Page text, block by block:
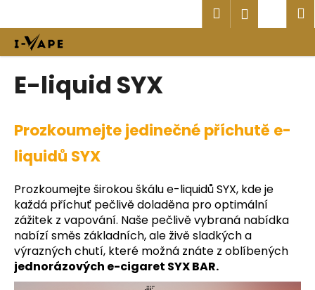
obsah
Hledat
E-liquid SYX
Prozkoumejte jedinečné příchutě e-
liquidů SYX
Prozkoumejte širokou škálu e-liquidů SYX, kde je
každá příchuť pečlivě doladěna pro optimální
zážitek z vapování. Naše pečlivě vybraná nabídka
nabízí směs základních, ale živě sladkých a
výrazných chutí, které možná znáte z oblíbených
jednorázových e-cigaret SYX BAR.
o
í
Zpět
Zpět
C
o
o
t
ř
e
b
u
j
e
t